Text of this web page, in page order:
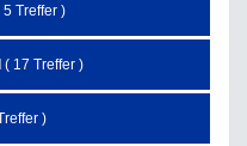
5 Treffer )
( 17 Treffer )
)